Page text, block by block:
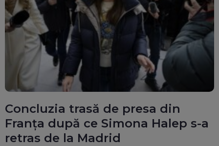
Concluzia trasă de presa din
Franța după ce Simona Halep s-a
retras de la Madrid